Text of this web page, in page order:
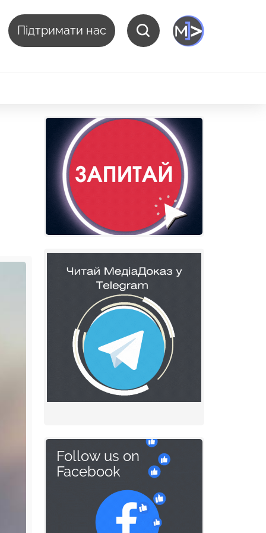
Підтримати нас
Follow us on
Facebook